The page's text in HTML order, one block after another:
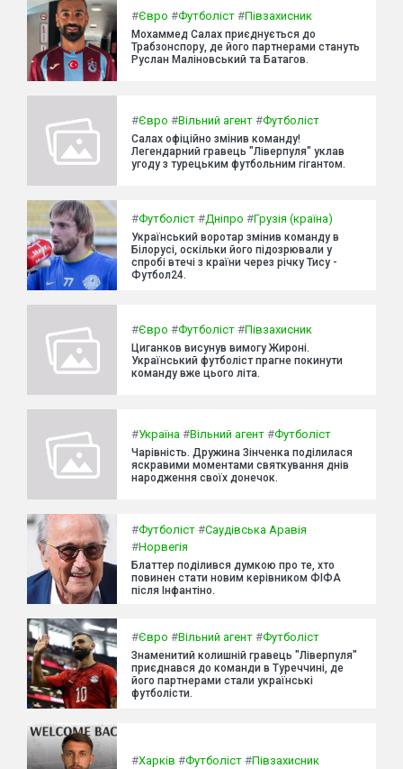
#Євро #Футболіст #Півзахисник
Мохаммед Салах приєднується до
Трабзонспору, де його партнерами стануть
Руслан Маліновський та Батагов.
#Євро #Вільний агент #Футболіст
Салах офіційно змінив команду!
Легендарний гравець "Ліверпуля" уклав
угоду з турецьким футбольним гігантом.
#Футболіст #Дніпро #Грузія (країна)
Український воротар змінив команду в
Білорусі, оскільки його підозрювали у
спробі втечі з країни через річку Тису -
Футбол24.
#Євро #Футболіст #Півзахисник
Циганков висунув вимогу Жироні.
Український футболіст прагне покинути
команду вже цього літа.
#Україна #Вільний агент #Футболіст
Чарівність. Дружина Зінченка поділилася
яскравими моментами святкування днів
народження своїх донечок.
#Футболіст #Саудівська Аравія
#Норвегія
Блаттер поділився думкою про те, хто
повинен стати новим керівником ФІФА
після Інфантіно.
#Євро #Вільний агент #Футболіст
Знаменитий колишній гравець "Ліверпуля"
приєднався до команди в Туреччині, де
його партнерами стали українські
футболісти.
#Харків #Футболіст #Півзахисник